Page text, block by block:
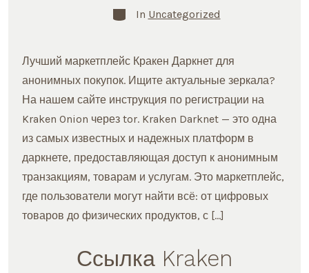
Categories
In Uncategorized
Лучший маркетплейс Кракен Даркнет для
анонимных покупок. Ищите актуальные зеркала?
На нашем сайте инструкция по регистрации на
Kraken Onion через tor. Kraken Darknet — это одна
из самых известных и надежных платформ в
даркнете, предоставляющая доступ к анонимным
транзакциям, товарам и услугам. Это маркетплейс,
где пользователи могут найти всё: от цифровых
товаров до физических продуктов, с […]
Ссылка Kraken